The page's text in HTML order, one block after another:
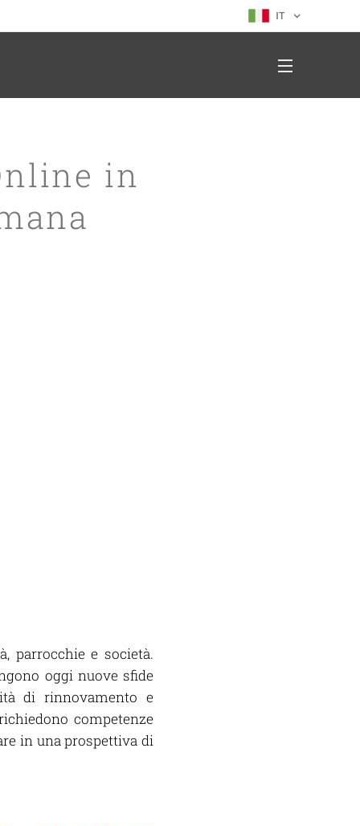
IT
in
parrocchie e società.
oggi nuove sfide
di rinnovamento e
competenze
in una prospettiva di